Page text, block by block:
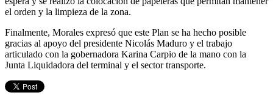
el orden y la limpieza de la zona.
Finalmente, Morales expresó que este Plan se ha hecho posible
gracias al apoyo del presidente Nicolás Maduro y el trabajo
articulado con la gobernadora Karina Carpio de la mano con la
Junta Liquidadora del terminal y el sector transporte.